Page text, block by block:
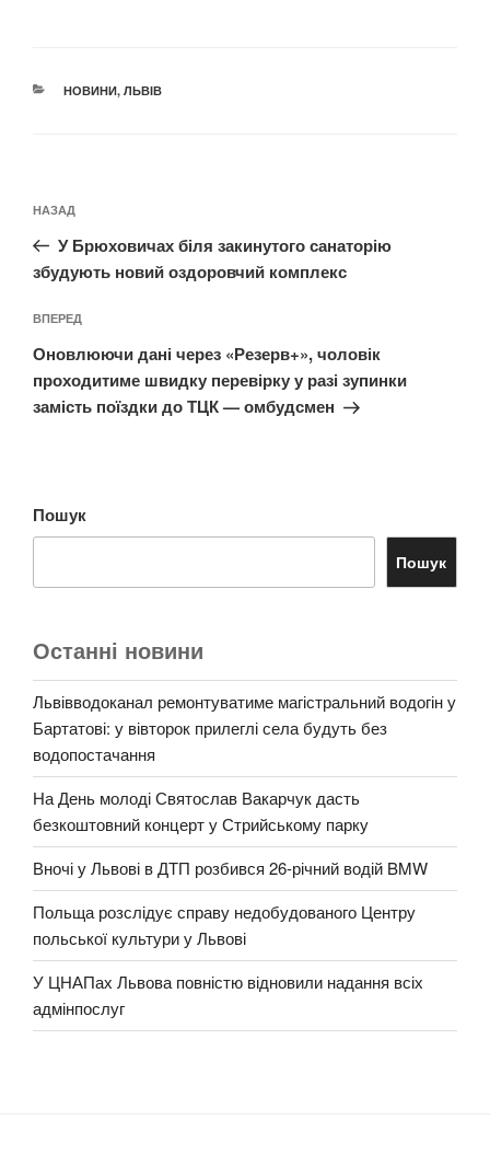
КАТЕГОРІЇ
НОВИНИ, ЛЬВІВ
записів
Попередній
запис:
НАЗАД
У Брюховичах біля закинутого санаторію
збудують новий оздоровчий комплекс
Наступний
запис
ВПЕРЕД
Оновлюючи дані через «Резерв+», чоловік
проходитиме швидку перевірку у разі зупинки
замість поїздки до ТЦК — омбудсмен
Пошук
Пошук
Останні новини
Львівводоканал ремонтуватиме магістральний водогін у
Бартатові: у вівторок прилеглі села будуть без
водопостачання
На День молоді Святослав Вакарчук дасть
безкоштовний концерт у Стрийському парку
Вночі у Львові в ДТП розбився 26-річний водій BMW
Польща розслідує справу недобудованого Центру
польської культури у Львові
У ЦНАПах Львова повністю відновили надання всіх
адмінпослуг